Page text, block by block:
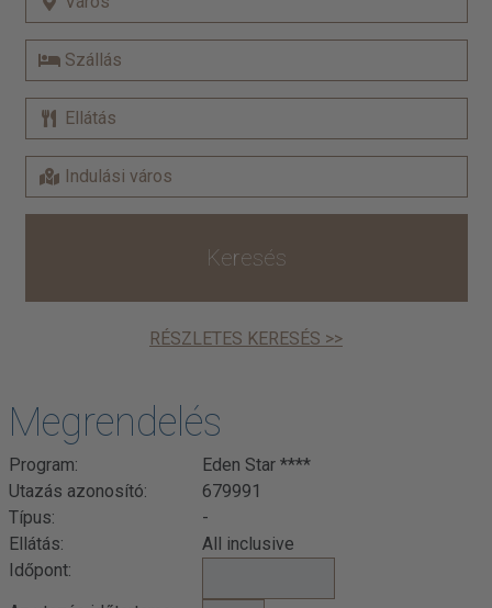
Keresés
RÉSZLETES KERESÉS >>
Megrendelés
Program:
Eden Star ****
Utazás azonosító:
679991
Típus:
-
Ellátás:
All inclusive
Időpont: